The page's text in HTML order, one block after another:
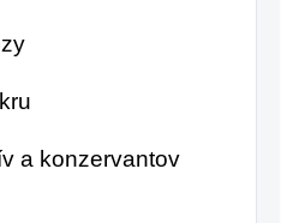
a konzervantov